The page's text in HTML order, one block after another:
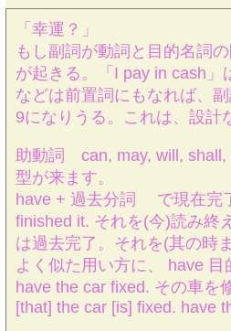
「幸運？」
もし副詞が動詞と目的名詞
が起きる。「I pay in cash
などは前置詞にもなれば、
9になりうる。これは、設計
助動詞 can, may, will,
型が来ます。
have + 過去分詞 で現在
finished it. それを(今)読み終
は過去完了。それを(其の時
よく似た用い方に、 have
have the car fixed. その車を
[that] the car [is] fixed. have